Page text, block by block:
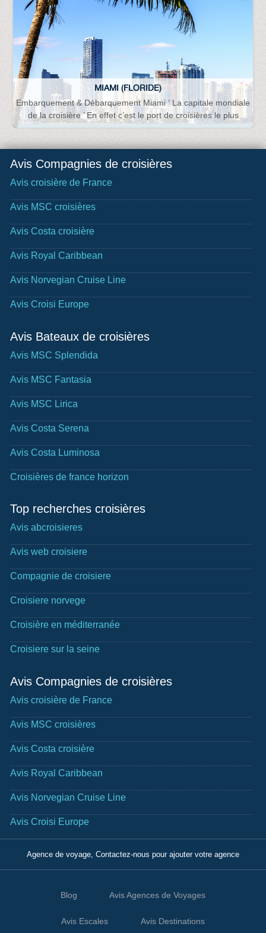
MIAMI (FLORIDE)
Embarquement & Débarquement Miami ‘ La capitale mondiale
de la croisière ’ En effet c’est le port de croisières le plus
Avis Compagnies de croisières
Avis croisière de France
Avis MSC croisières
Avis Costa croisière
Avis Royal Caribbean
Avis Norvegian Cruise Line
Avis Croisi Europe
Avis Bateaux de croisières
Avis MSC Splendida
Avis MSC Fantasia
Avis MSC Lirica
Avis Costa Serena
Avis Costa Luminosa
Croisières de france horizon
Top recherches croisières
Avis abcroisieres
Avis web croisiere
Compagnie de croisiere
Croisiere norvege
Croisière en méditerranée
Croisiere sur la seine
Avis Compagnies de croisières
Avis croisière de France
Avis MSC croisières
Avis Costa croisière
Avis Royal Caribbean
Avis Norvegian Cruise Line
Avis Croisi Europe
Agence de voyage, Contactez-nous pour ajouter votre agence
Blog Avis Agences de Voyages
Avis Escales Avis Destinations